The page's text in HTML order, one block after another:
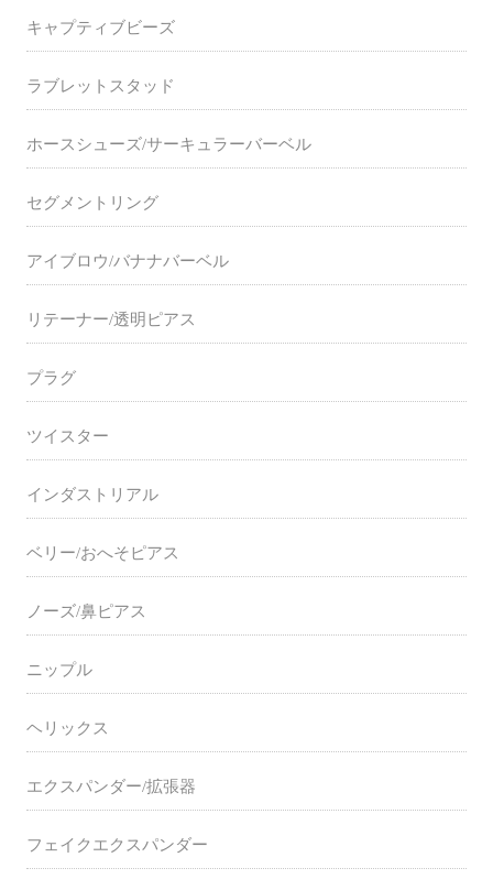
キャプティブビーズ
ラブレットスタッド
ホースシューズ/サーキュラーバーベル
セグメントリング
アイブロウ/バナナバーベル
リテーナー/透明ピアス
プラグ
ツイスター
インダストリアル
ベリー/おへそピアス
ノーズ/鼻ピアス
ニップル
ヘリックス
エクスパンダー/拡張器
フェイクエクスパンダー